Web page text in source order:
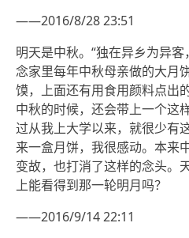
——2016/8/28 23:51
明天是中秋。“独在异乡为异
念家里每年中秋母亲做的大月
馍，上面还有用食用颜料点出
中秋的时候，还会带上一个这
过从我上大学以来，就很少有
来一盒月饼，我很感动。本来
变故，也打消了这样的念头。
上能看得到那一轮明月吗？
——2016/9/14 22:11